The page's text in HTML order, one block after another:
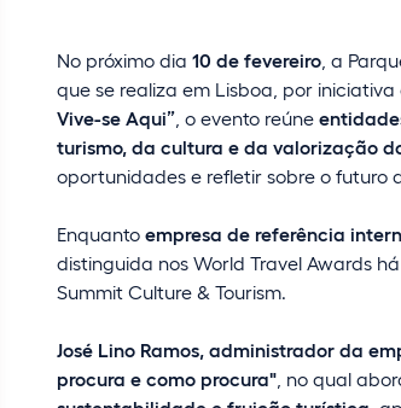
No próximo dia 10 de fevereiro , a
que se realiza em Lisboa, por
Vive-se Aqui” , o evento reúne
turismo, da cultura e da valorização
oportunidades e refletir sobre o futuro
Enquanto empresa de referência
distinguida nos World Travel Awards
Summit Culture & Tourism.
José Lino Ramos, administrador da
procura e como procura" , no qual